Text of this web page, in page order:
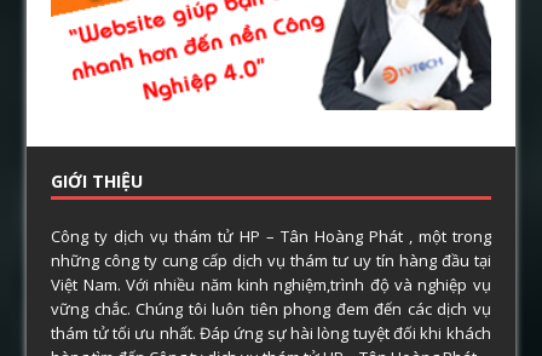
GIỚI THIỆU
Công ty dịch vụ thám tử HP – Tân Hoàng Phát , một trong
những công ty cung cấp dịch vụ thám tư uy tín hàng đầu tại
Việt Nam. Với nhiều năm kinh nghiệm,trình độ và nghiệp vụ
vững chắc. Chúng tôi luôn tiên phong đem đến các dịch vụ
thám tử tối ưu nhất. Đáp ứng sự hài lòng tuyệt đối khi khách